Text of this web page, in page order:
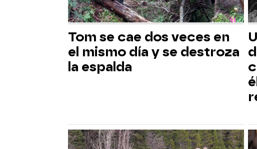
Tom se cae dos veces en
el mismo día y se destroza
la espalda